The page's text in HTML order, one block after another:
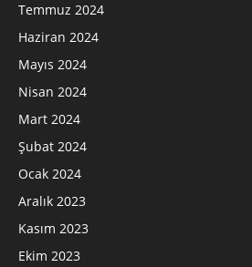
Temmuz 2024
Haziran 2024
Mayıs 2024
Nisan 2024
Mart 2024
Şubat 2024
Ocak 2024
Aralık 2023
Kasım 2023
Ekim 2023